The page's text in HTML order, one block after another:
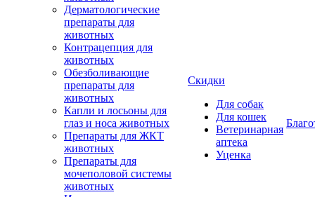
Дерматологические
препараты для
животных
Контрацепция для
животных
Обезболивающие
препараты для
животных
Капли и лосьоны для
глаз и носа животных
Препараты для ЖКТ
животных
Препараты для
мочеполовой системы
животных
Скидки
Для собак
Для кошек
Ветеринарная
аптека
Уценка